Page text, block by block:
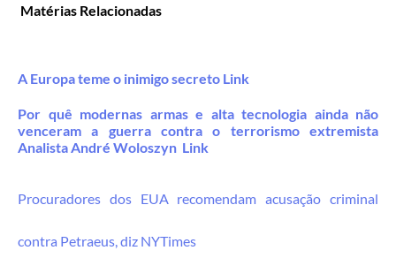
Matérias Relacionadas
A Europa teme o inimigo secreto Link
Por quê modernas armas e alta tecnologia ainda não
venceram a guerra contra o terrorismo extremista
Analista André Woloszyn Link
Procuradores dos EUA recomendam acusação criminal
contra Petraeus, diz NYTimes